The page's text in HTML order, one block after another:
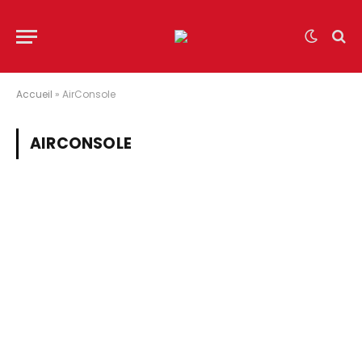
Accueil » AirConsole
AIRCONSOLE